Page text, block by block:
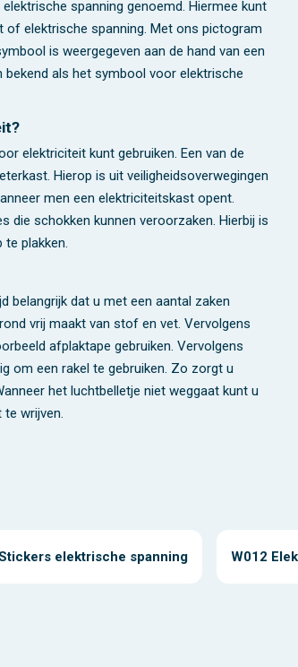
spanning genoemd. Hiermee kunt
of elektrische spanning. Met ons pictogram
is weergegeven aan de hand van een
als het symbool voor elektrische
elektriciteit kunt gebruiken. Een van de
Hierop is uit veiligheidsoverwegingen
men een elektriciteitskast opent.
die schokken kunnen veroorzaken. Hierbij is
plakken.
belangrijk dat u met een aantal zaken
vrij maakt van stof en vet. Vervolgens
afplaktape gebruiken. Vervolgens
om een rakel te gebruiken. Zo zorgt u
het luchtbelletje niet weggaat kunt u
wrijven.
elektrische spanning W012